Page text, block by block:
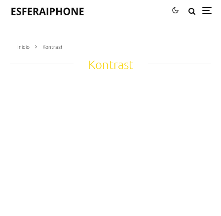
Inicio Kontrast
Kontrast